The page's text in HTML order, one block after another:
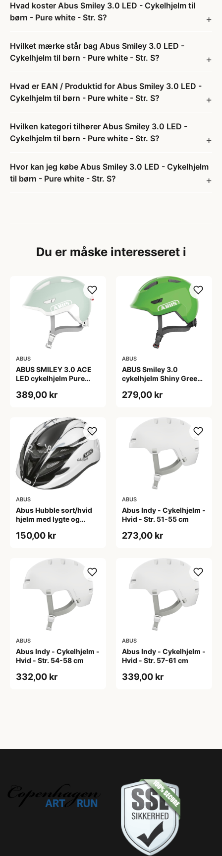
Hvad koster Abus Smiley 3.0 LED - Cykelhjelm til
børn - Pure white - Str. S?
Hvilket mærke står bag Abus Smiley 3.0 LED -
Cykelhjelm til børn - Pure white - Str. S?
Hvad er EAN / Produktid for Abus Smiley 3.0 LED -
Cykelhjelm til børn - Pure white - Str. S?
Hvilken kategori tilhører Abus Smiley 3.0 LED -
Cykelhjelm til børn - Pure white - Str. S?
Hvor kan jeg købe Abus Smiley 3.0 LED - Cykelhjelm
til børn - Pure white - Str. S?
Du er måske interesseret i
ABUS
ABUS SMILEY 3.0 ACE
LED cykelhjelm Pure
389,00 kr
ABUS
ABUS Smiley 3.0
cykelhjelm Shiny Green
cm)
279,00 kr
ABUS
Abus Hubble sort/hvid
hjelm med lygte og
(Hjelmstørrelse: 46-52
150,00 kr
ABUS
Abus Indy - Cykelhjelm -
Hvid - Str. 51-55 cm
273,00 kr
ABUS
Abus Indy - Cykelhjelm -
Hvid - Str. 54-58 cm
332,00 kr
ABUS
Abus Indy - Cykelhjelm -
Hvid - Str. 57-61 cm
339,00 kr